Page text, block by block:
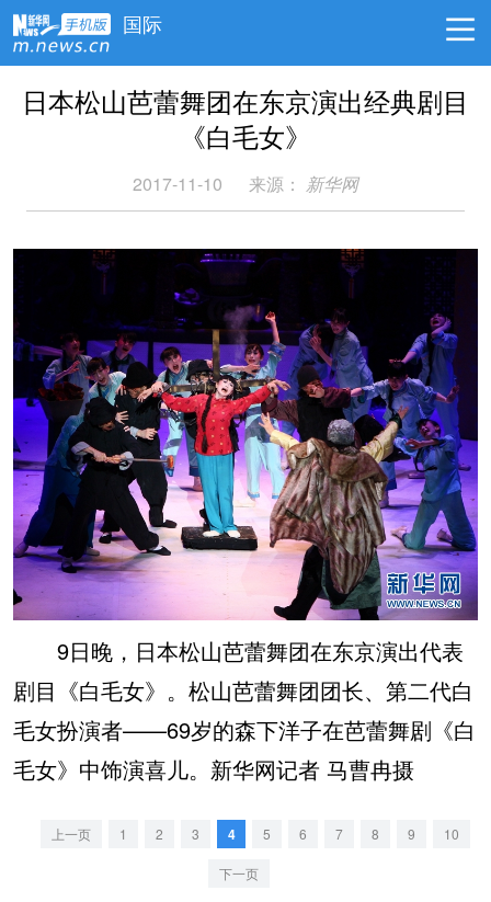
国际
日本松山芭蕾舞团在东京演出经典剧目
《白毛女》
2017-11-10 来源： 新华网
9日晚，日本松山芭蕾舞团在东京演出代表
剧目《白毛女》。松山芭蕾舞团团长、第二代白
毛女扮演者——69岁的森下洋子在芭蕾舞剧《白
毛女》中饰演喜儿。新华网记者 马曹冉摄
上一页 1 2 3 4 5 6 7 8 9 10
下一页